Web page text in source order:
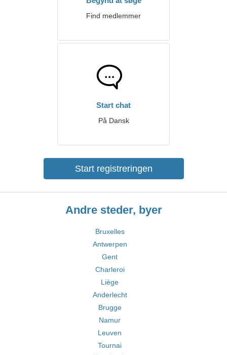
Find medlemmer
Start chat
På Dansk
Start registreringen
Andre steder, byer
Bruxelles
Antwerpen
Gent
Charleroi
Liège
Anderlecht
Brugge
Namur
Leuven
Tournai